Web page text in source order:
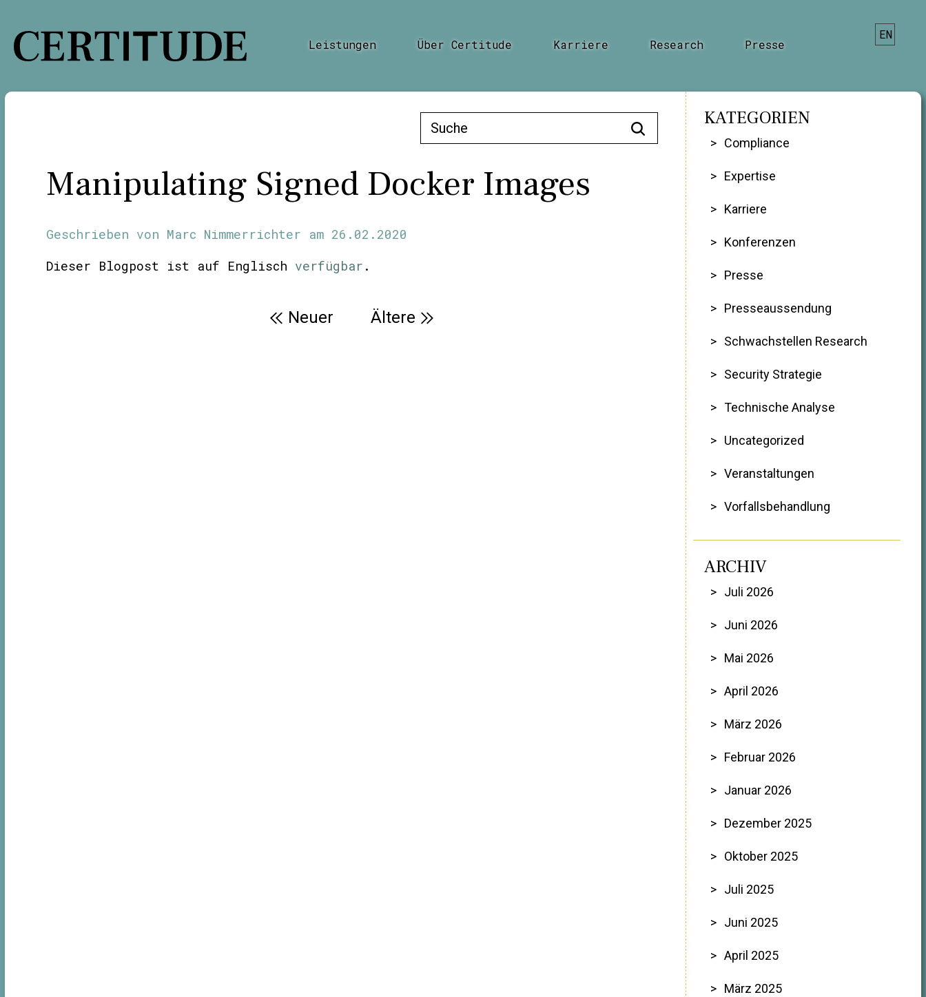
Inhalt
springen
Leistungen Über Certitude Karriere Research Presse
EN
Suche
nach:
Manipulating Signed Docker Images
Geschrieben von Marc Nimmerrichter am 26.02.2020
Dieser Blogpost ist auf Englisch verfügbar .
Ältere
Neuer
KATEGORIEN
Compliance
Expertise
Karriere
Konferenzen
Presse
Presseaussendung
Schwachstellen Research
Security Strategie
Technische Analyse
Uncategorized
Veranstaltungen
Vorfallsbehandlung
ARCHIV
Juli 2026
Juni 2026
Mai 2026
April 2026
März 2026
Februar 2026
Januar 2026
Dezember 2025
Oktober 2025
Juli 2025
Juni 2025
April 2025
März 2025